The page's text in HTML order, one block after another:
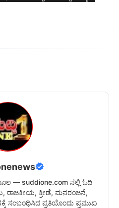
— suddione.com ನಲ್ಲಿ ಓದಿ
ರಾಜಕೀಯ, ಕ್ರೀಡೆ, ಮನರಂಜನೆ,
ಸಂಬಂಧಿಸಿದ ಪ್ರತಿಯೊಂದು ಪ್ರಮುಖ